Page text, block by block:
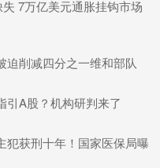
7万亿美元通胀挂钩市场
迫削减四分之一维和部队
引A股？机构研判来了
犯获刑十年！国家医保局曝